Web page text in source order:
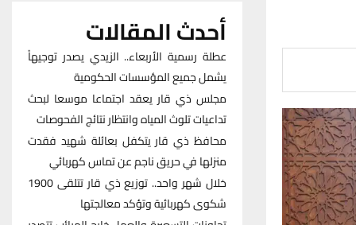
أحدث المقالات
عطلة رسمية الأربعاء.. الزيدي يصدر توجيهاً
يشمل جميع المؤسسات الحكومية
مجلس ذي قار يعقد اجتماعا موسعا لبحث
تداعيات تلوث المياه وانتظار نتائج الفحوصات
محافظ ذي قار يتكفل بعائلة شهيد فقدت
منزلها في حريق ناجم عن تماس كهربائي
خلال شهر واحد.. توزيع ذي قار تتلقى 1900
شكوى كهربائية وتؤكد معالجتها